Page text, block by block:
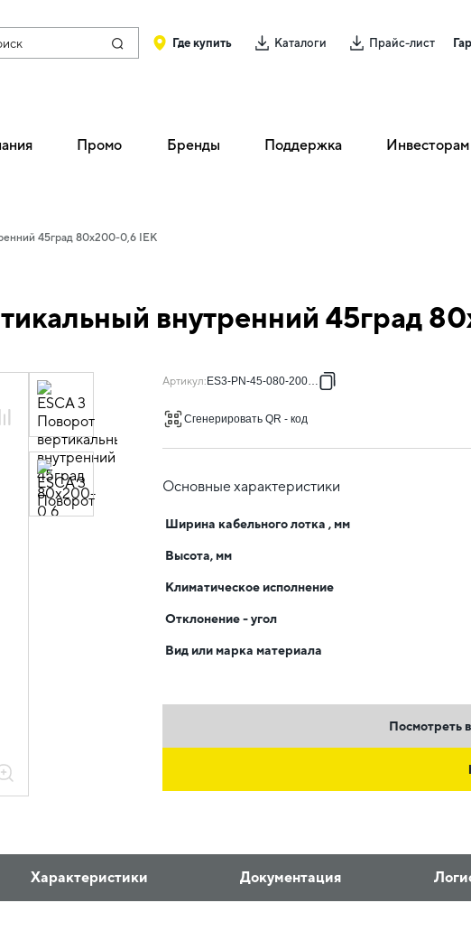
Где купить Каталоги Прайс-лист
Промо Бренды Поддержка Инвесторам
45град 80х200-0,6 IEK
внутренний 45град
Артикул: ES3-PN-45-080-200-06
Сгенерировать QR - код
Основные характеристики
Ширина кабельного лотка , мм
Высота, мм
Климатическое исполнение
Отклонение - угол
Вид или марка материала
Посмотреть
Характеристики Документация